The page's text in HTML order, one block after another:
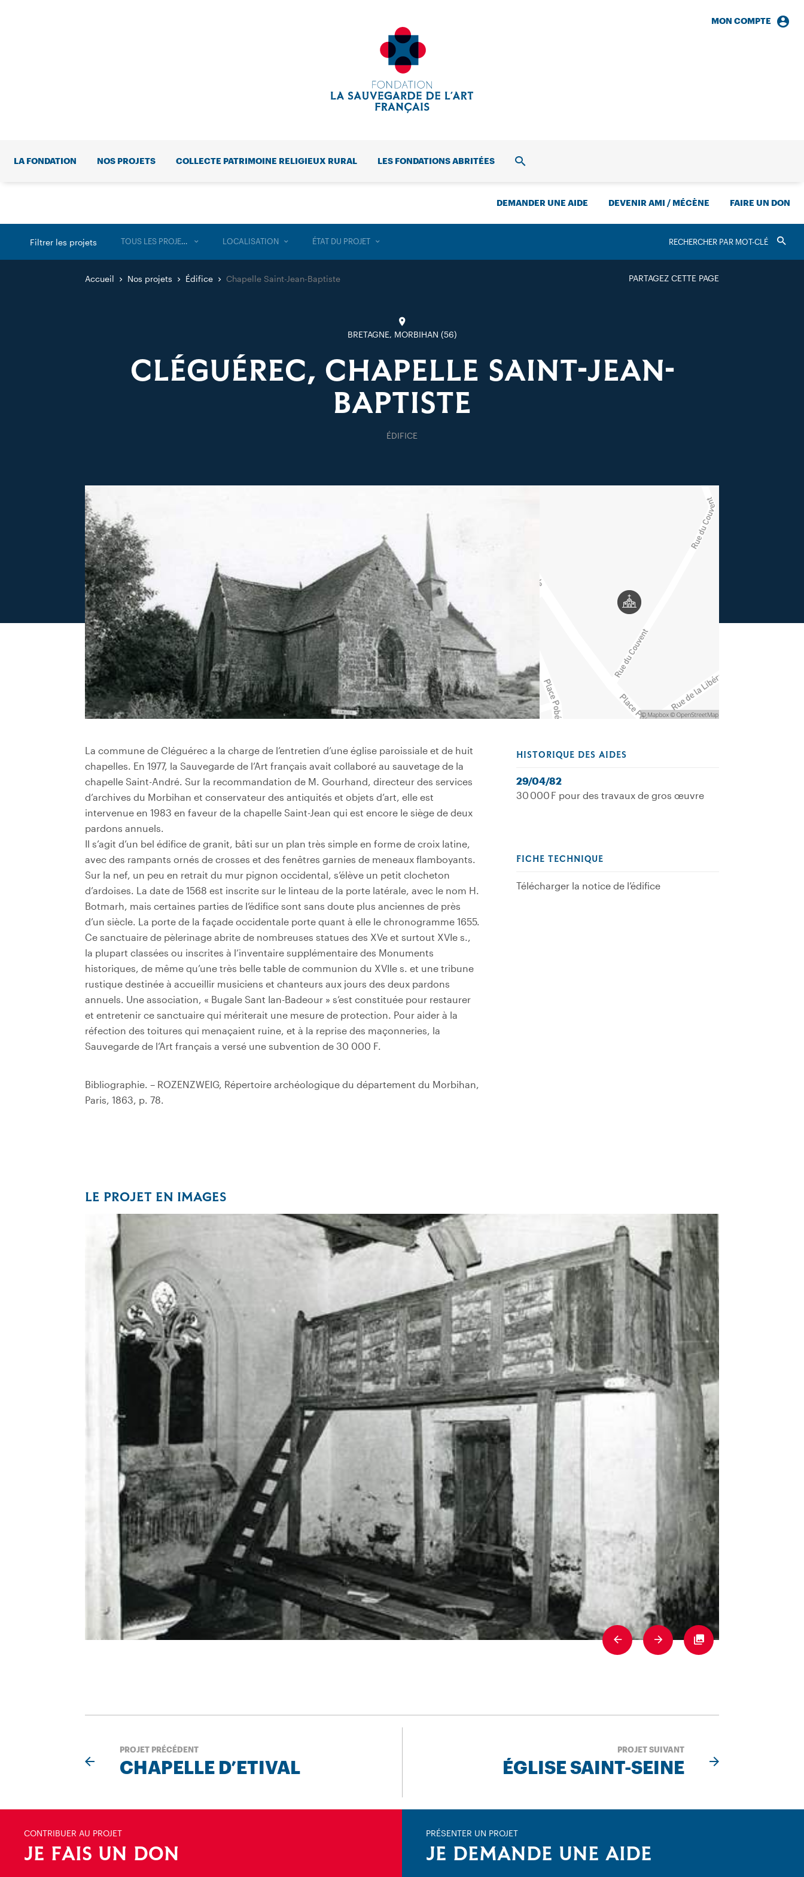
MON COMPTE
LA FONDATION NOS PROJETS COLLECTE PATRIMOINE RELIGIEUX RURAL LES FONDATIONS ABRITÉES RECHERCHE
DEMANDER UNE AIDE DEVENIR AMI / MÉCÈNE FAIRE UN DON
Filtrer les projets
Valider
TOUS LES PROJETS LOCALISATION ÉTAT DU PROJET
PARTAGEZ CETTE PAGE
Accueil Nos projets Édifice Chapelle Saint-Jean-Baptiste
BRETAGNE, MORBIHAN (56)
CLÉGUÉREC, CHAPELLE SAINT-JEAN-
BAPTISTE
ÉDIFICE
La commune de Cléguérec a la charge de l’entretien d’une église paroissiale et de huit
chapelles. En 1977, la Sauvegarde de l’Art français avait collaboré au sauvetage de la
chapelle Saint-André. Sur la recommandation de M. Gourhand, directeur des services
d’archives du Morbihan et conservateur des antiquités et objets d’art, elle est
intervenue en 1983 en faveur de la chapelle Saint-Jean qui est encore le siège de deux
pardons annuels.
Il s’agit d’un bel édifice de granit, bâti sur un plan très simple en forme de croix latine,
avec des rampants ornés de crosses et des fenêtres garnies de meneaux flamboyants.
Sur la nef, un peu en retrait du mur pignon occidental, s’élève un petit clocheton
d’ardoises. La date de 1568 est inscrite sur le linteau de la porte latérale, avec le nom H.
Botmarh, mais certaines parties de l’édifice sont sans doute plus anciennes de près
d’un siècle. La porte de la façade occidentale porte quant à elle le chronogramme 1655.
Ce sanctuaire de pèlerinage abrite de nombreuses statues des XVe et surtout XVIe s.,
la plupart classées ou inscrites à l’inventaire supplémentaire des Monuments
historiques, de même qu’une très belle table de communion du XVIIe s. et une tribune
rustique destinée à accueillir musiciens et chanteurs aux jours des deux pardons
annuels. Une association, « Bugale Sant Ian-Badeour » s’est constituée pour restaurer
et entretenir ce sanctuaire qui mériterait une mesure de protection. Pour aider à la
réfection des toitures qui menaçaient ruine, et à la reprise des maçonneries, la
Sauvegarde de l’Art français a versé une subvention de 30 000 F.
Bibliographie. – ROZENZWEIG, Répertoire archéologique du département du Morbihan,
Paris, 1863, p. 78.
HISTORIQUE DES AIDES
29/04/82
30 000 F pour des travaux de gros œuvre
FICHE TECHNIQUE
Télécharger la notice de l’édifice
LE PROJET EN IMAGES
PreviousNext Fullscreen
PROJET PRÉCÉDENT
CHAPELLE D’ETIVAL
PROJET SUIVANT
ÉGLISE SAINT-SEINE
CONTRIBUER AU PROJET
JE FAIS UN DON
PRÉSENTER UN PROJET
JE DEMANDE UNE AIDE